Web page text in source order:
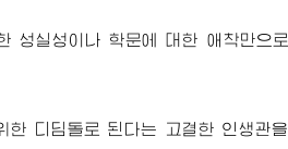
성실성이나 학문에 대한 애착만으
디딤돌로 된다는 고결한 인생관